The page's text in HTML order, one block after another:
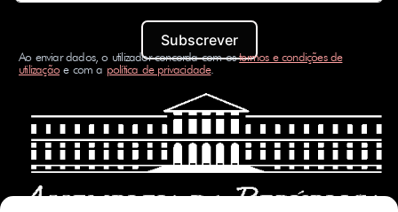
Subscrever
Ao enviar dados, o utilizador concorda com ostermos e condições de
utilizaçãoe com a política de privacidade.